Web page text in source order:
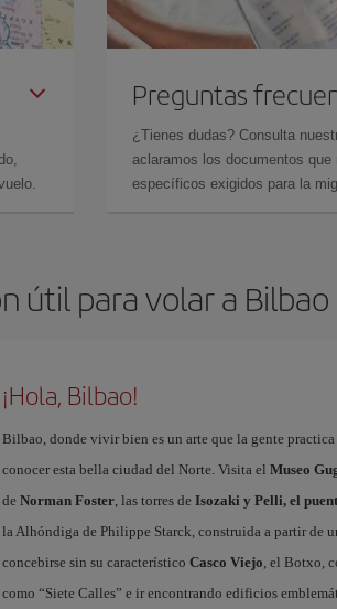
Preguntas
¿Tienes dudas? Consulta
aclaramos los documentos
específicos exigidos para la
útil para volar a Bilbao
¡Hola, Bilbao!
Bilbao, donde vivir bien es un arte que la gente
conocer esta bella ciudad del Norte. Visita el Museo
de Norman Foster, las torres de Isozaki y Pelli, el
la Alhóndiga de Philippe Starck, construida a partir de
concebirse sin su característico Casco Viejo, el Botxo,
como “Siete Calles” e ir encontrando edificios